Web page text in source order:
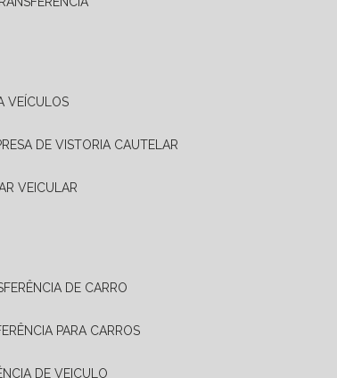
VEÍCULOS
DE VISTORIA CAUTELAR
VEICULAR
DE CARRO
PARA CARROS
DE VEICULO